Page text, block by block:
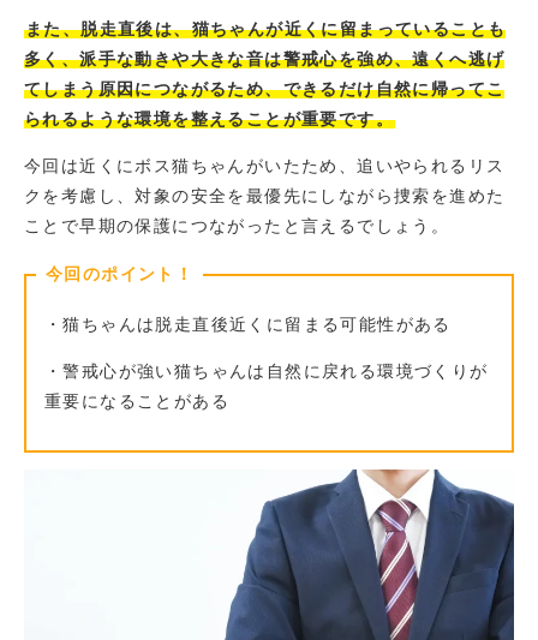
また、脱走直後は、猫ちゃんが近くに留まっていることも
多く、派手な動きや大きな音は警戒心を強め、遠くへ逃げ
てしまう原因につながるため、できるだけ自然に帰ってこ
られるような環境を整えることが重要です。
今回は近くにボス猫ちゃんがいたため、追いやられるリス
クを考慮し、対象の安全を最優先にしながら捜索を進めた
ことで早期の保護につながったと言えるでしょう。
今回のポイント！
・猫ちゃんは脱走直後近くに留まる可能性がある
・警戒心が強い猫ちゃんは自然に戻れる環境づくりが
重要になることがある